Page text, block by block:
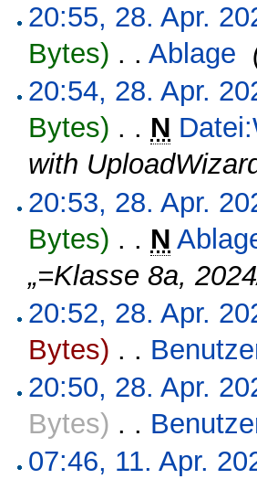
20:55, 28. Apr.
Bytes) . . Ablage
20:54, 28. Apr.
Bytes) . . N
with
20:53, 28. Apr.
Bytes) . . N
„=Klasse 8a,
20:52, 28. Apr.
Bytes) . .
20:50, 28. Apr.
Bytes) . .
07:46, 11. Apr.